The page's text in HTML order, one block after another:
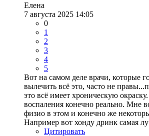
Елена
7 августа 2025 14:05
0
1
2
3
4
5
Вот на самом деле врачи, которые
вылечить всё это, часто не
это всё имеет хроническую
воспаления конечно реально. Мне
физио в этом и конечно же
Например вот хонду дринк самая
Цитировать